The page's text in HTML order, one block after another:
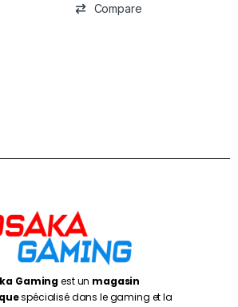
Compare
Gamingest un magasin
spécialisé dans le gaming et la